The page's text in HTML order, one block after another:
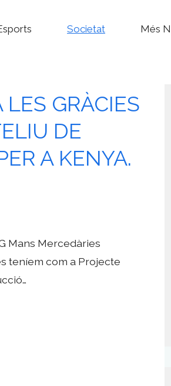
Societat Més
GRÀCIES
DE
A KENYA.
Mans Mercedàries
teníem com a Projecte